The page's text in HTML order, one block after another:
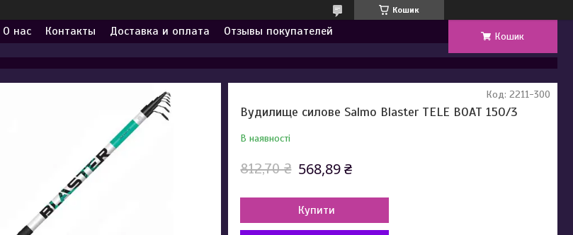
Кошик
О нас Контакты Доставка и оплата Отзывы покупателей Кошик
Вудилище силове Salmo Blaster TELE BOAT 150/3
В наявності
Код: 2211-300
812,70 ₴ 568,89 ₴
Купити